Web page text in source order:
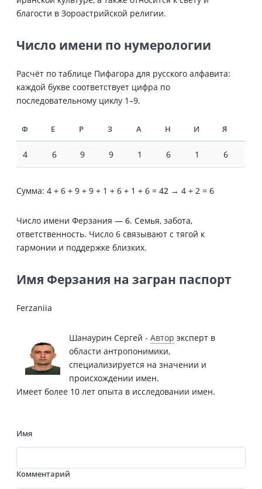
благости в Зороастрийской религии.
Число имени по нумерологии
Расчёт по таблице Пифагора для русского алфавита:
каждой букве соответствует цифра по
последовательному циклу 1–9.
Ф Е Р З А Н И Я
4 6 9 9 1 6 1 6
Сумма: 4 + 6 + 9 + 9 + 1 + 6 + 1 + 6 = 42 → 4 + 2 = 6
Число имени Ферзания — 6. Семья, забота,
ответственность. Число 6 связывают с тягой к
гармонии и поддержке близких.
Имя Ферзания на загран паспорт
Ferzaniia
Шанаурин Сергей - Автор эксперт в
области антропонимики,
специализируется на значении и
происхождении имен.
Имеет более 10 лет опыта в исследовании имен.
Имя
Комментарий